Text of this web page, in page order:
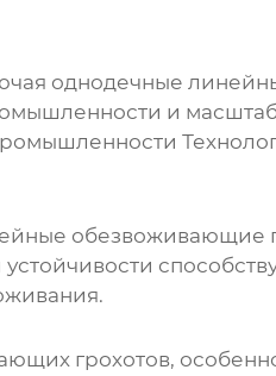
однодечные
и
обезвоживающие
грохотов,